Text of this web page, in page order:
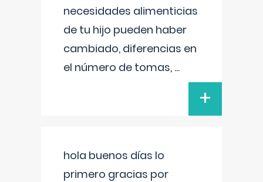
necesidades alimenticias
de tu hijo pueden haber
cambiado, diferencias en
el número de tomas, ...
+
hola buenos días lo
primero gracias por